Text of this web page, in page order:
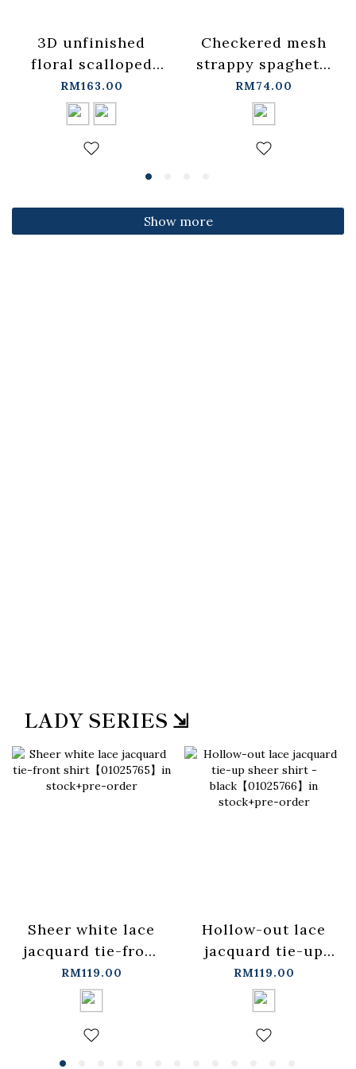
3D unfinished
floral scalloped
jeans, available in
two colors, sizes
S/M/L.
【04011891】in
stock+pre-order
RM163.00
Checkered mesh
strappy spaghetti
strap cover-up
vest -
blue【01099697】
in stock+pre-order
RM74.00
Show more
LADY SERIES ⇲
Sheer white lace
jacquard tie-front
shirt【01025765】
in stock+pre-order
RM119.00
Hollow-out lace
jacquard tie-up
sheer shirt -
black【01025766】
in stock+pre-order
RM119.00